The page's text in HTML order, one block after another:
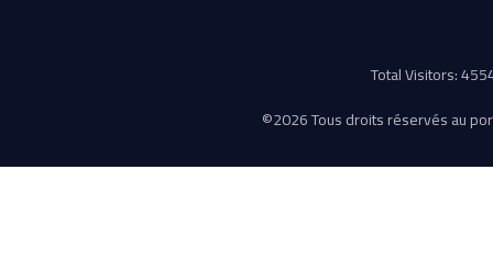
Total Visitors:
©2026 Tous droits réservés au